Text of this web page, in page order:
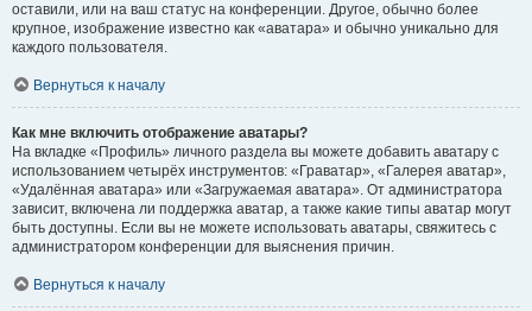
оставили, или на ваш статус на конференции. Другое, обычно более
крупное, изображение известно как «аватара» и обычно уникально для
каждого пользователя.
Вернуться к началу
Как мне включить отображение аватары?
На вкладке «Профиль» личного раздела вы можете добавить аватару с
использованием четырёх инструментов: «Граватар», «Галерея аватар»,
«Удалённая аватара» или «Загружаемая аватара». От администратора
зависит, включена ли поддержка аватар, а также какие типы аватар могут
быть доступны. Если вы не можете использовать аватары, свяжитесь с
администратором конференции для выяснения причин.
Вернуться к началу